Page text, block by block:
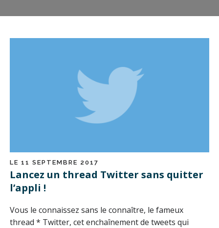
LE 11 SEPTEMBRE 2017
Lancez un thread Twitter sans quitter
l’appli !
Vous le connaissez sans le connaître, le fameux
thread * Twitter, cet enchaînement de tweets qui